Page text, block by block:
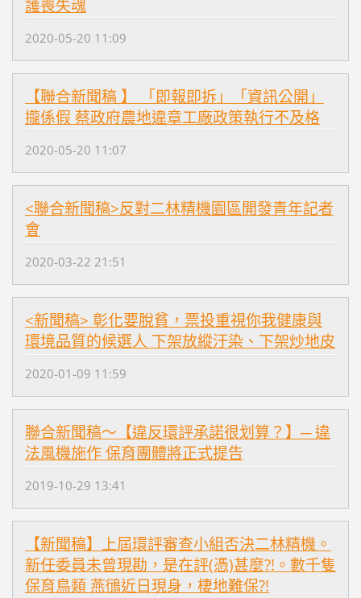
護喪失魂
2020-05-20 11:09
【聯合新聞稿 】 「即報即拆」「資訊公開」
攏係假 蔡政府農地違章工廠政策執行不及格
2020-05-20 11:07
<聯合新聞稿>反對二林精機園區開發青年記者
會
2020-03-22 21:51
<新聞稿> 彰化要脫貧，票投重視你我健康與
環境品質的候選人 下架放縱汙染、下架炒地皮
2020-01-09 11:59
聯合新聞稿～【違反環評承諾很划算？】─ 違
法風機施作 保育團體將正式提告
2019-10-29 13:41
【新聞稿】上屆環評審查小組否決二林精機。
新任委員未曾現勘，是在評(憑)甚麼?!。數千隻
保育鳥類 燕鴴近日現身，棲地難保?!